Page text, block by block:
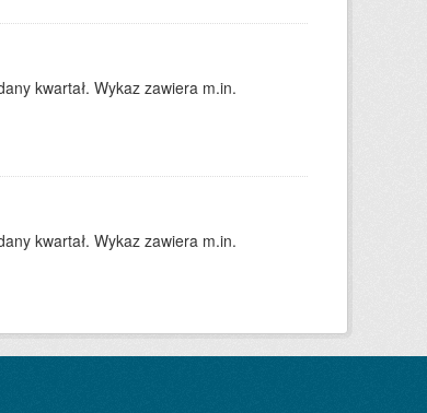
kwartał. Wykaz zawiera m.in.
kwartał. Wykaz zawiera m.in.